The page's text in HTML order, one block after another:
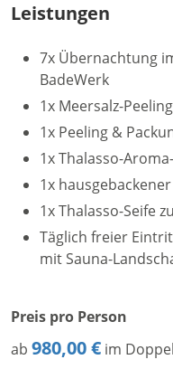
Leistungen
7x Übernachtung
BadeWerk
1x Meersalz-
1x Peeling &
1x Thalasso-
1x
1x Thalasso-Seife
Täglich freier
mit Sauna-
Preis pro Person
ab 980,00 € im